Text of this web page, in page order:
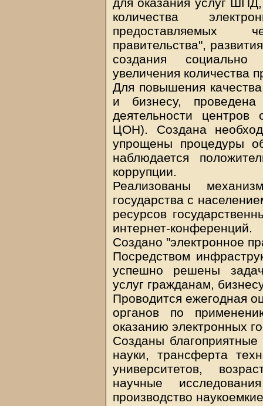
количества
предоставляемых
правительства",
создания социально
увеличения количества
Для повышения
и бизнесу,
деятельности
ЦОН). Создана
упрощены процедуры
наблюдается
коррупции.
Реализованы
государства с
ресурсов
интернет-конференций.
Создано "электронное
Посредством
успешно решены
услуг гражданам,
Проводится ежегодная
органов по
оказанию электронных
Созданы благоприятные
науки, трансферта
университетов,
научные
производство